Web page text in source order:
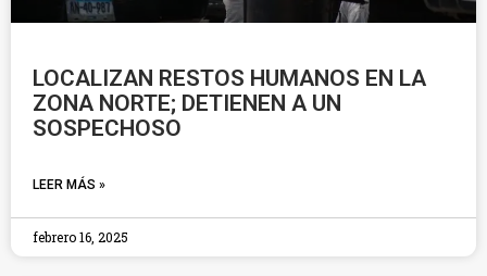
LOCALIZAN RESTOS HUMANOS EN LA
ZONA NORTE; DETIENEN A UN
SOSPECHOSO
LEER MÁS »
febrero 16, 2025